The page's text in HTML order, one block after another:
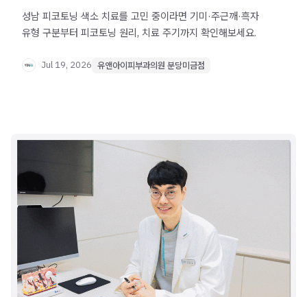
성남 피코토닝 색소 치료를 고민 중이라면 기미·주근깨·흑자
유형 구분부터 피코토닝 원리, 치료 주기까지 확인해보세요.
Jul 19, 2026 유앤아이피부과의원 분당미금점